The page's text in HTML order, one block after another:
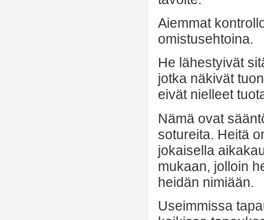
Aiemmat
omistusehtoina.
He lähestyivät
jotka näkivät
eivät nielleet
Nämä ovat
sotureita. Heitä
jokaisella
mukaan, jolloin
heidän nimiään.
Useimmissa